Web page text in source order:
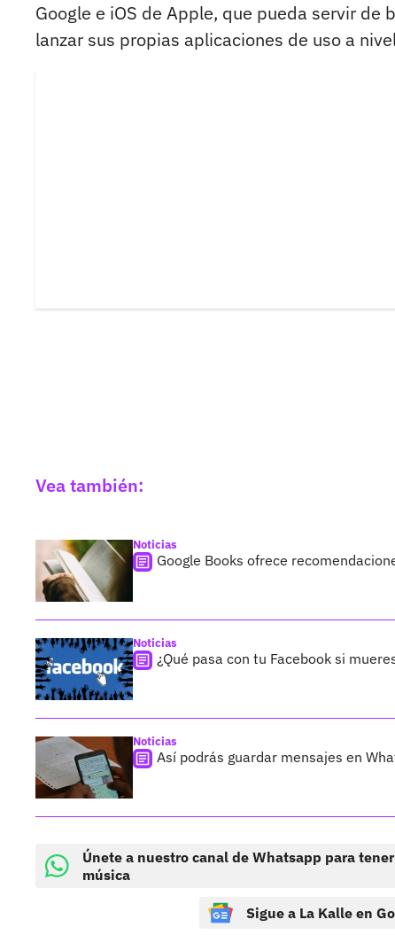
Google e iOS de Apple, que pueda servir de
lanzar sus propias aplicaciones de uso a
Vea también:
Noticias
Google Books ofrece
Noticias
¿Qué pasa con tu Facebook si
Noticias
Así podrás guardar mensajes en
Únete a nuestro canal de Whatsapp para
música
Sigue a La Kalle en